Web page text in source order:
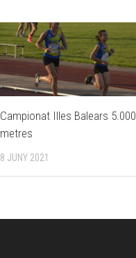
Campionat Illes Balears 5.000
metres
8 JUNY 2021